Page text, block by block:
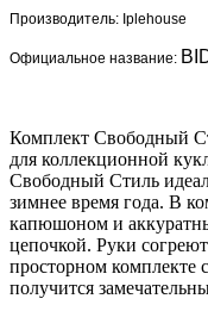
Производитель: Iplehouse
Официальное название:
Комплект Свободный
для коллекционной
Свободный Стиль
зимнее время года. В
капюшоном и
цепочкой. Руки
просторном комплекте
получится